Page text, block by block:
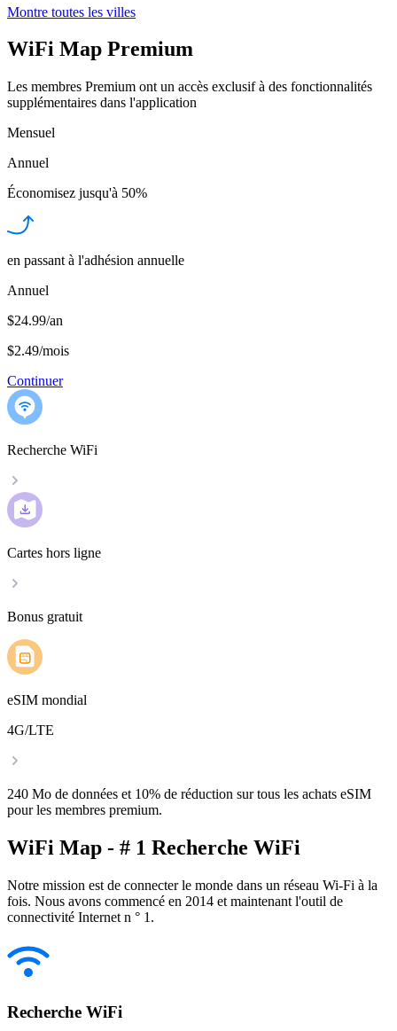
Montre toutes les villes
WiFi Map Premium
Les membres Premium ont un accès exclusif à des fonctionnalités
supplémentaires dans l'application
Mensuel
Annuel
Économisez jusqu'à 50%
en passant à l'adhésion annuelle
Annuel
$24.99/an
$2.49/mois
Continuer
Recherche WiFi
Cartes hors ligne
Bonus gratuit
eSIM mondial
4G/LTE
240 Mo de données et 10% de réduction sur tous les achats eSIM
pour les membres premium.
WiFi Map - # 1 Recherche WiFi
Notre mission est de connecter le monde dans un réseau Wi-Fi à la
fois. Nous avons commencé en 2014 et maintenant l'outil de
connectivité Internet n ° 1.
Recherche WiFi